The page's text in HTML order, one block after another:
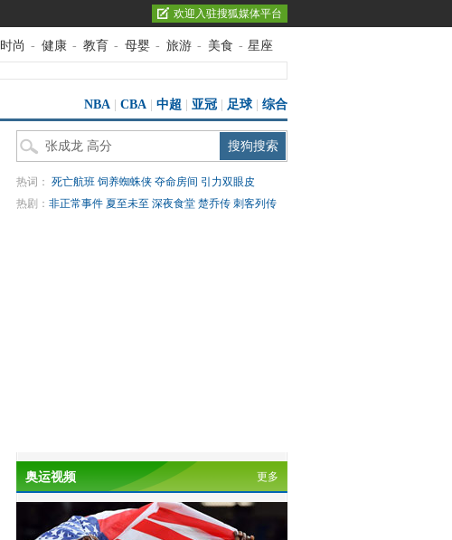
欢迎入驻搜狐媒体平台
时尚 - 健康 - 教育 - 母婴 - 旅游 - 美食 - 星座
NBA CBA 中超 亚冠 足球| 综合
热词： 死亡航班 饲养蜘蛛侠 夺命房间 引力双眼皮
热剧： 非正常事件 夏至未至 深夜食堂 楚乔传 刺客列传
奥运视频 更多